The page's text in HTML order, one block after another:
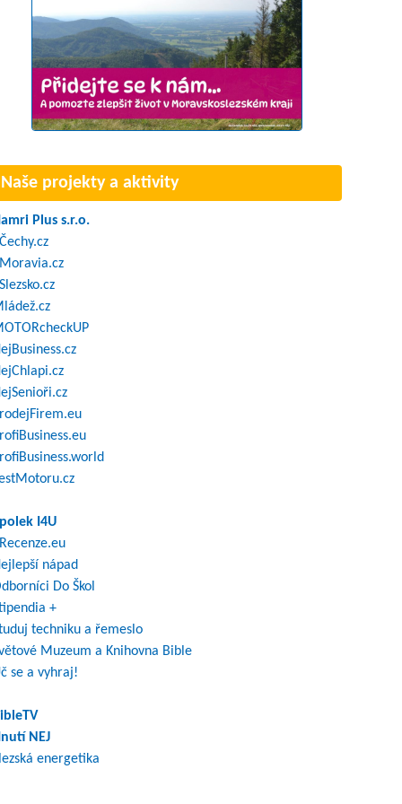
Naše projekty a aktivity
Plus s.r.o.
I4U
nápad
Do Škol
+
techniku a řemeslo
Muzeum a Knihovna Bible
se a vyhraj!
NEJ
energetika